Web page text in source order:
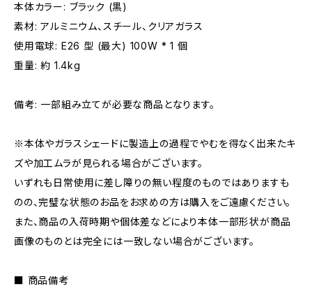
本体カラー: ブラック (黒)
素材: アルミニウム、スチール、クリアガラス
使用電球: E26 型 (最大) 100W * 1 個
重量: 約 1.4kg
備考: 一部組み立てが必要な商品となります。
※本体やガラスシェードに製造上の過程でやむを得なく出来たキ
ズや加工ムラが見られる場合がございます。
いずれも日常使用に差し障りの無い程度のものではありますも
のの、完璧な状態のお品をお求めの方は購入をご遠慮ください。
また、商品の入荷時期や個体差などにより本体一部形状が商品
画像のものとは完全には一致しない場合がございます。
■ 商品備考